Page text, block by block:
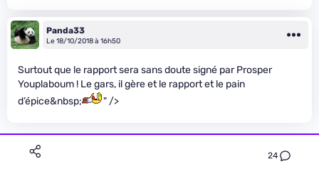
24
Panda33
Le 18/10/2018 à 16h50
Surtout que le rapport sera sans doute signé par Prosper
Youplaboum ! Le gars, il gère et le rapport et le pain
d’épice&nbsp;
" />